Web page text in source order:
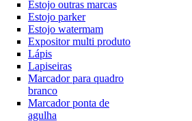
Estojo outras marcas
Estojo parker
Estojo watermam
Expositor multi produto
Lápis
Lapiseiras
Marcador para quadro
branco
Marcador ponta de
agulha